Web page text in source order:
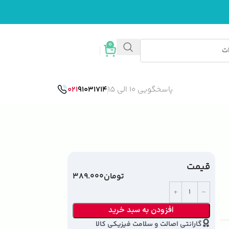
0
پاسخگویی 10 الی 15 02191031714
قیمت
تومان۳۸۹.۰۰۰
افزودن به سبد خرید
گارانتی اصالت و سلامت فیزیکی کالا